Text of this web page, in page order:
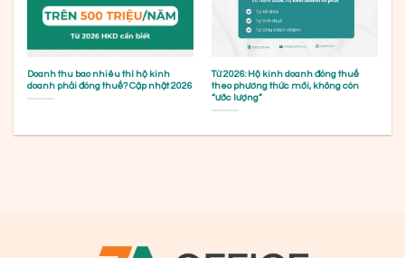
Doanh thu bao nhiêu thì hộ kinh
doanh phải đóng thuế? Cập nhật 2026
Từ 2026: Hộ kinh doanh đóng thuế
theo phương thức mới, không còn
“ước lượng”